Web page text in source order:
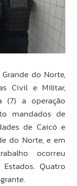
do Norte,
Civil e Militar,
(7) a operação
mandados de
de Caicó e
do Norte, e em
ocorreu
Quatro